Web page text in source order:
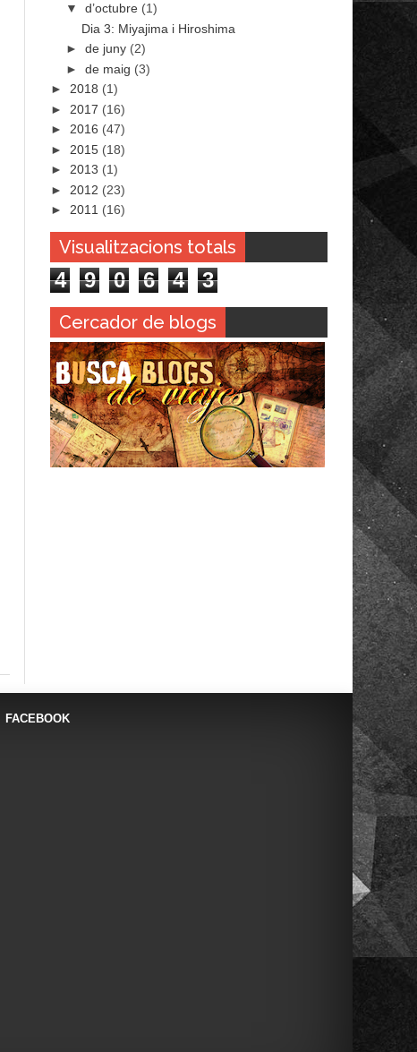
▼ d’octubre (1)
Dia 3: Miyajima i Hiroshima
► de juny (2)
► de maig (3)
► 2018 (1)
► 2017 (16)
► 2016 (47)
► 2015 (18)
► 2013 (1)
► 2012 (23)
► 2011 (16)
Visualitzacions totals
4 9 0 6 4 3
Cercador de blogs
FACEBOOK